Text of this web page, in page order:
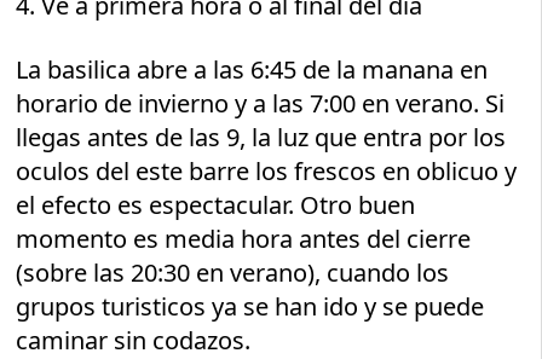
La basilica abre a las 6:45 de la manana en
horario de invierno y a las 7:00 en verano. Si
llegas antes de las 9, la luz que entra por los
oculos del este barre los frescos en oblicuo y
el efecto es espectacular. Otro buen
momento es media hora antes del cierre
(sobre las 20:30 en verano), cuando los
grupos turisticos ya se han ido y se puede
caminar sin codazos.